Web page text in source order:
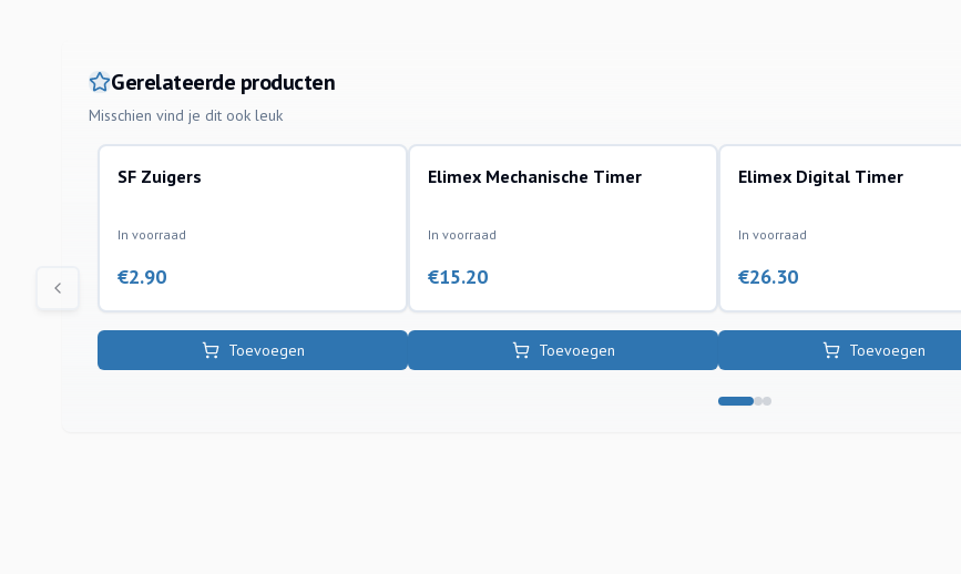
Gerelateerde producten
Misschien vind je dit ook leuk
onderdelen
SF Zuigers
In voorraad
€2.90
Toevoegen
accessoires
Elimex Mechanische Timer
In voorraad
€15.20
Toevoegen
accessoires
Elimex Digital Timer
In voorraad
€26.30
Toevoegen